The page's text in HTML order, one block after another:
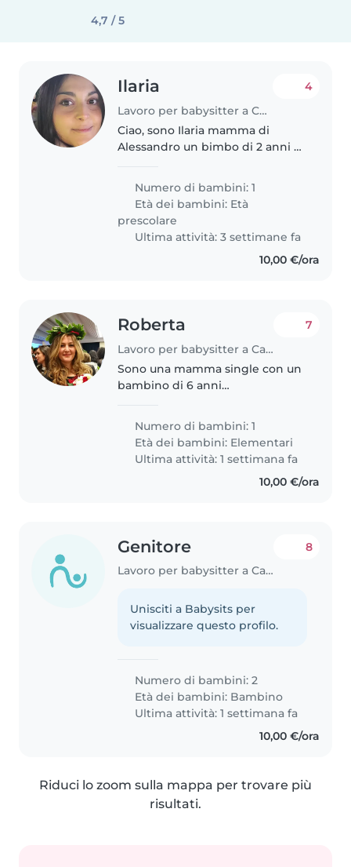
4,7 / 5
Ilaria
Lavoro per babysitter a Cadegliano Viconago
4
Ciao, sono Ilaria mamma di
Alessandro un bimbo di 2 anni e
babysitter affidabile, amorevole
ed empatica, che possa
prendere al nido mio figlio e
prendersi..
Numero di bambini: 1
Età dei bambini: Età
prescolare
Ultima attività: 3 settimane fa
10,00 €/ora
Roberta
Lavoro per babysitter a Cadegliano Viconago
7
Sono una mamma single con un
bambino di 6 anni
persona affidabile con cui urare
un rapporto a lungo termine, che
si prenda..
Numero di bambini: 1
Età dei bambini: Elementari
Ultima attività: 1 settimana fa
10,00 €/ora
Genitore
Lavoro per babysitter a Cadegliano Viconago
8
Unisciti a Babysits per
visualizzare questo profilo.
Numero di bambini: 2
Età dei bambini: Bambino
Ultima attività: 1 settimana fa
10,00 €/ora
Riduci lo zoom sulla mappa per trovare più
risultati.